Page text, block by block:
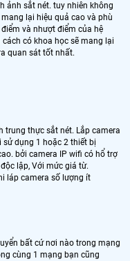
ảnh sắt nét. tuy nhiên không
lại hiệu quả cao và phù
và nhượt điểm của hệ
có khoa học sẽ mang lại
quan sát tốt nhất.
trung thực sắt nét. Lắp camera
sử dụng 1 hoặc 2 thiết bị
bởi camera IP wifi có hổ trợ
lập, Với mức giá từ.
láp camera số lượng ít
bất cứ nơi nào trong mạng
cùng 1 mạng bạn cũng